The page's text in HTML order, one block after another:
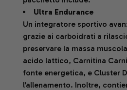
Ultra Endurance
Un integratore sportivo
grazie ai carboidrati a
preservare la massa
acido lattico, Carnitina
fonte energetica, e Cluster
l’allenamento. Inoltre,